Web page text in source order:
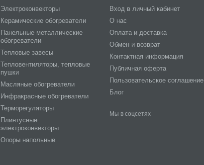
Электроконвекторы
Керамические обогреватели
Панельные металлические
обогреватели
Тепловые завесы
Тепловентиляторы, тепловые
пушки
Масляные обогреватели
Инфракрасные обогреватели
Терморегуляторы
Плинтусные
электроконвекторы
Опоры напольные
Вход в личный кабинет
О нас
Оплата и доставка
Обмен и возврат
Контактная информация
Публичная оферта
Пользовательское соглашение
Блог
Мы в соцсетях